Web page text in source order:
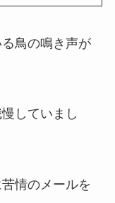
鳥の鳴き声が
していまし
情のメールを